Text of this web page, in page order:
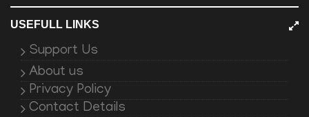
USEFULL LINKS
Support Us
About us
Privacy Policy
Contact Details